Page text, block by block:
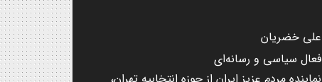
علی خضریان
فعال سیاسی و رسانه‌ای